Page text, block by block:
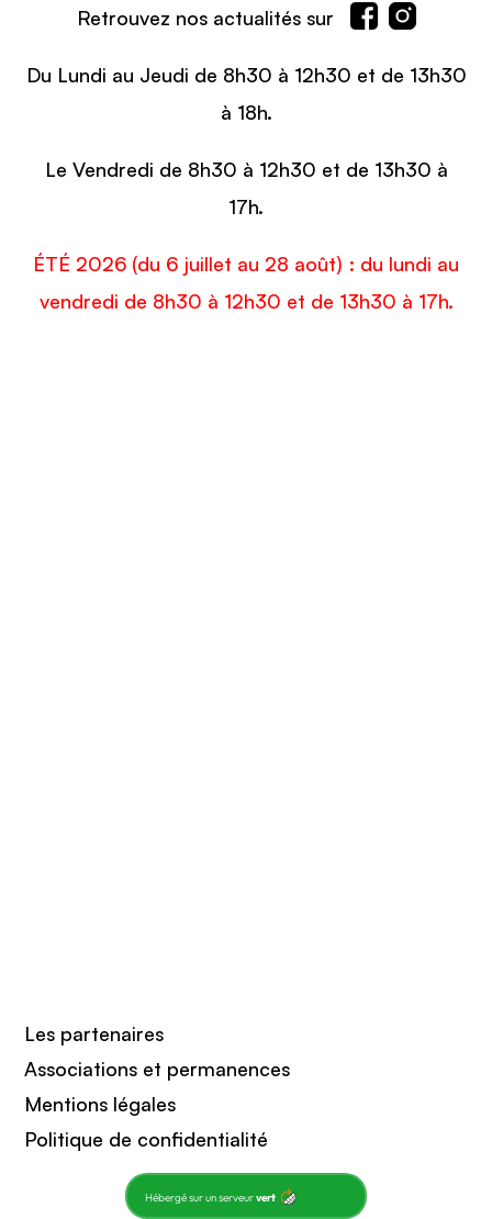
Retrouvez nos actualités sur
Du Lundi au Jeudi de 8h30 à 12h30 et de 13h30
à 18h.
Le Vendredi de 8h30 à 12h30 et de 13h30 à
17h.
ÉTÉ 2026 (du 6 juillet au 28 août) : du lundi au
vendredi de 8h30 à 12h30 et de 13h30 à 17h.
Les partenaires
Associations et permanences
Mentions légales
Politique de confidentialité
Hébergé sur un serveurvert